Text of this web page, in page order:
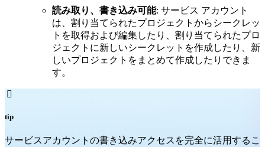
読み取り、書き込み可能: サービス アカウント
は、割り当てられたプロジェクトからシークレッ
トを取得および編集したり、割り当てられたプロ
ジェクトに新しいシークレットを作成したり、新
しいプロジェクトをまとめて作成したりできま
す。

tip
サービスアカウントの書き込みアクセスを完全に活用するこ